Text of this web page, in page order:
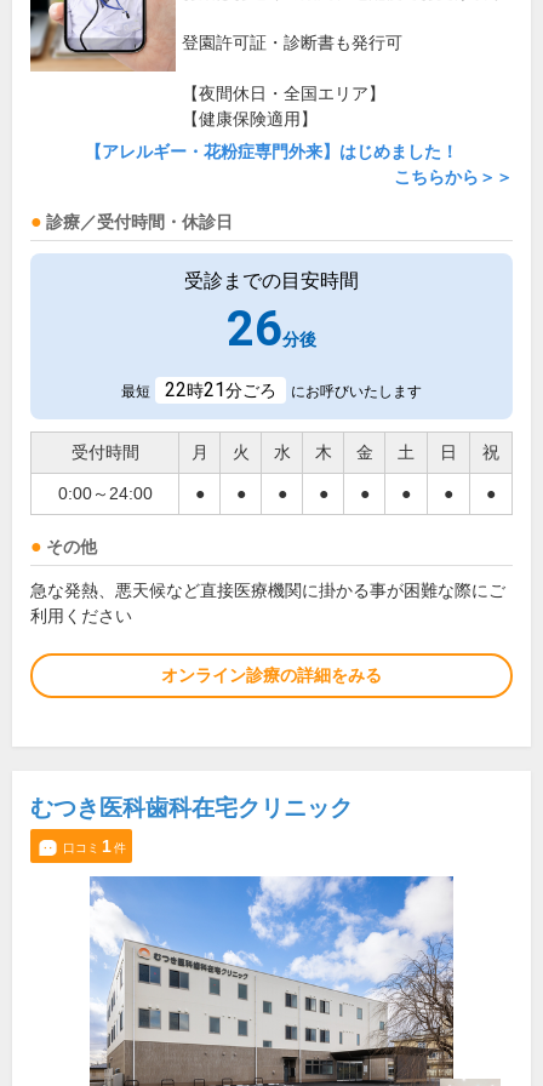
登園許可証・診断書も発行可
【夜間休日・全国エリア】
【健康保険適用】
【アレルギー・花粉症専門外来】はじめました！
こちらから＞＞
診療／受付時間・休診日
受診までの目安時間
26分後
最短 22時21分ごろ にお呼びいたします
受付時間 月 火 水 木 金 土 日 祝
0:00～24:00 ● ● ● ● ● ● ● ●
その他
急な発熱、悪天候など直接医療機関に掛かる事が困難な際にご
利用ください
オンライン診療の詳細をみる
むつき医科歯科在宅クリニック
口コミ 1件